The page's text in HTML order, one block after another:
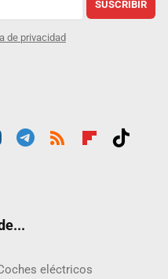
SUSCRIBIR
de privacidad
eléctricos